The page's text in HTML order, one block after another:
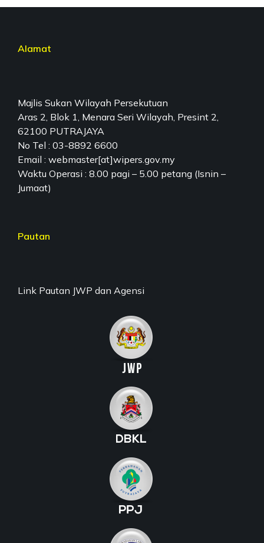
Alamat
Majlis Sukan Wilayah Persekutuan
Aras 2, Blok 1, Menara Seri Wilayah, Presint 2,
62100 PUTRAJAYA
No Tel : 03-8892 6600
Email : webmaster[at]wipers.gov.my
Waktu Operasi : 8.00 pagi – 5.00 petang (Isnin –
Jumaat)
Pautan
Link Pautan JWP dan Agensi